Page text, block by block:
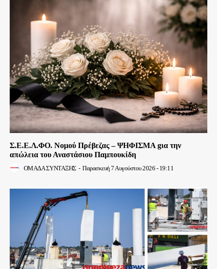
Σ.Ε.Ε.Λ.ΦΟ. Νομού Πρέβεζας – ΨΗΦΙΣΜΑ gια την
απώλεια του Αναστάσιου Παμπουκίδη
ΟΜΑΔΑ ΣΥΝΤΑΞΗΣ - Παρασκευή 7 Αυγούστου 2026 - 19:11